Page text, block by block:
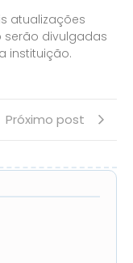
atualizações
serão divulgadas
instituição.
Próximo post